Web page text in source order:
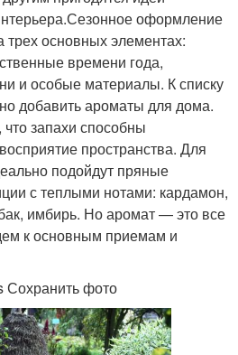
оформление
основных элементах:
времени года,
и особые материалы. К списку
добавить ароматы для дома.
запахи способны
пространства. Для
подойдут пряные
с теплыми нотами: кардамон,
имбирь. Но аромат — это все
к основным приемам и
Сохранить фото